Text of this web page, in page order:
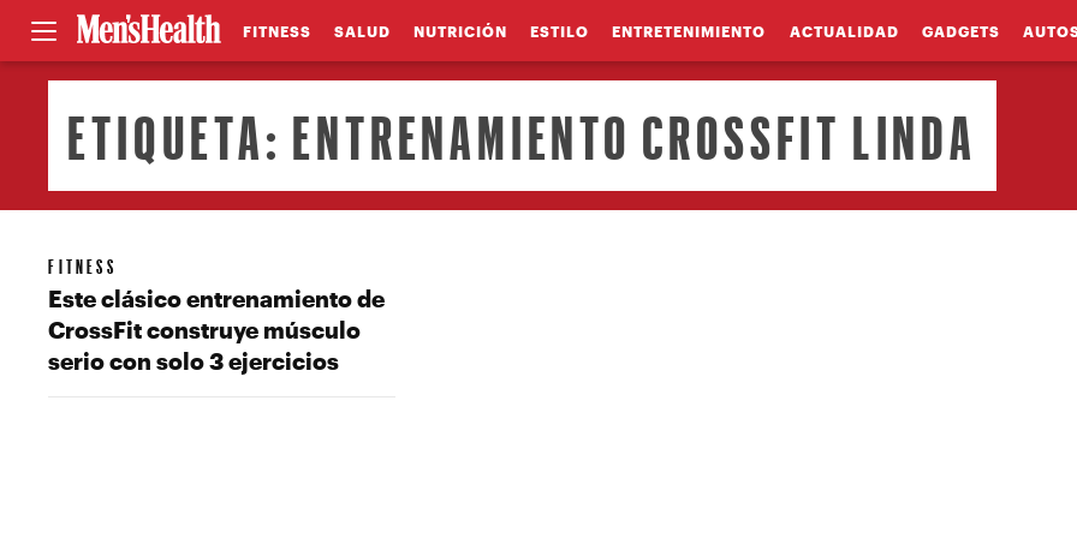
FITNESS SALUD NUTRICIÓN ESTILO ENTRETENIMIENTO ACTUALIDAD GADGETS
ETIQUETA: ENTRENAMIENTO CROSSFIT LINDA
FITNESS
Este clásico entrenamiento de
CrossFit construye músculo
serio con solo 3 ejercicios